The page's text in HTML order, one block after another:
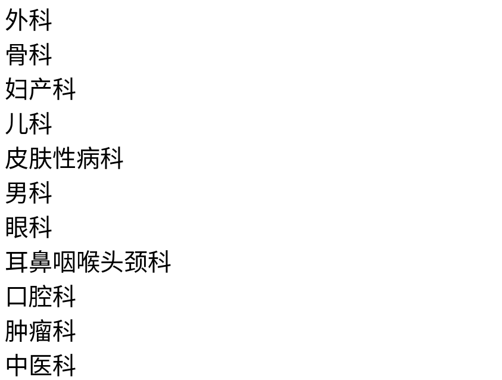
外科
骨科
妇产科
儿科
皮肤性病科
男科
眼科
耳鼻咽喉头颈科
口腔科
肿瘤科
中医科